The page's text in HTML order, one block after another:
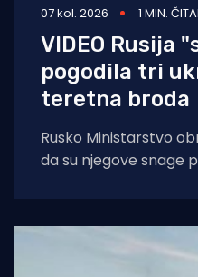
07 kol. 2026 1 MIN.
VIDEO Rusija
pogodila tri
teretna broda
Rusko Ministarstvo
da su njegove snage